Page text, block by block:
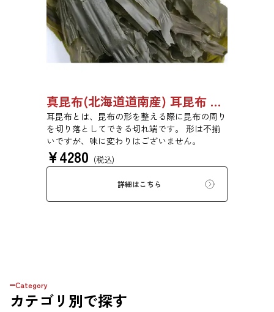
真昆布(北海道道南産) 耳昆布 漬物用 1kg 【●受注生産品】03070028
耳昆布とは、昆布の形を整える際に昆布の周り
を切り落としてできる切れ端です。 形は不揃
いですが、味に変わりはございません。
¥4280 (税込)
詳細はこちら
Category
カテゴリ 別で探す